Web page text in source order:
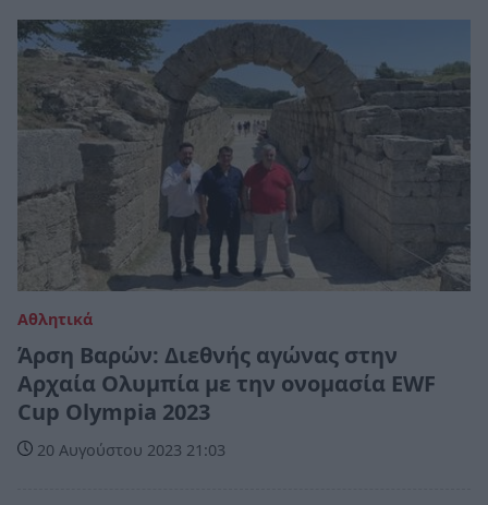
Αθλητικά
Άρση Βαρών: Διεθνής αγώνας στην
Αρχαία Ολυμπία με την ονομασία ΕWF
Cup Olympia 2023
20 Αυγούστου 2023 21:03